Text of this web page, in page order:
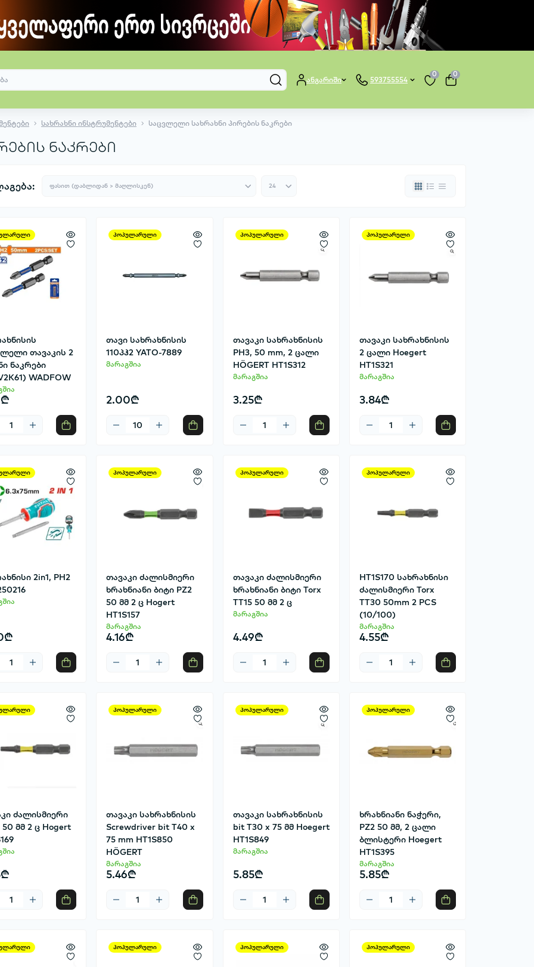
ანგარიში 593755554
0 0
სახრახნი ინსტრუმენტები საცვლელი სახრახნი პირების ნაკრები
ნაკრები
თავაკის 2
ნაკრები
WADFOW
პოპულარული
თავი სახრახნისის
110პჰ2 YATO-7889
მარაგშია
2.00₾
პოპულარული
თავაკი სახრახნისის
PH3, 50 mm, 2 ცალი
HÖGERT HT1S312
მარაგშია
3.25₾
პოპულარული
თავაკი სახრახნისის
2 ცალი Hoegert
HT1S321
მარაგშია
3.84₾
2in1, PH2
პოპულარული
თავაკი ძალისმიერი
ხრახნიანი ბიტი PZ2
50 მმ 2 ც Hogert
HT1S157
მარაგშია
4.16₾
პოპულარული
თავაკი ძალისმიერი
ხრახნიანი ბიტი Torx
TT15 50 მმ 2 ც
მარაგშია
4.49₾
პოპულარული
HT1S170 სახრახნისი
ძალისმიერი Torx
TT30 50mm 2 PCS
(10/100)
მარაგშია
4.55₾
ძალისმიერი
50 მმ 2 ც Hogert
პოპულარული
თავაკი სახრახნისის
Screwdriver bit T40 x
75 mm HT1S850
HÖGERT
მარაგშია
5.46₾
პოპულარული
თავაკი სახრახნისის
bit T30 x 75 მმ Hoegert
HT1S849
მარაგშია
5.85₾
პოპულარული
ხრახნიანი ნაჭერი,
PZ2 50 მმ, 2 ცალი
ბლისტერი Hoegert
HT1S395
მარაგშია
5.85₾
პოპულარული პოპულარული პოპულარული